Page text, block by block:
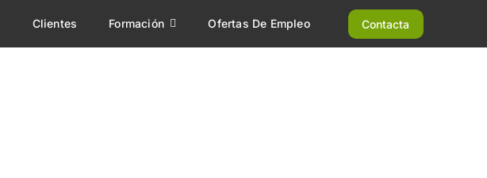
Clientes Formación Ofertas De Empleo Contacta